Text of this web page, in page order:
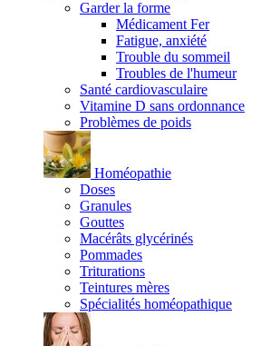
Garder la forme
Médicament Fer
Fatigue, anxiété
Trouble du sommeil
Troubles de l'humeur
Santé cardiovasculaire
Vitamine D sans ordonnance
Problèmes de poids
Homéopathie
Doses
Granules
Gouttes
Macérâts glycérinés
Pommades
Triturations
Teintures mères
Spécialités homéopathique